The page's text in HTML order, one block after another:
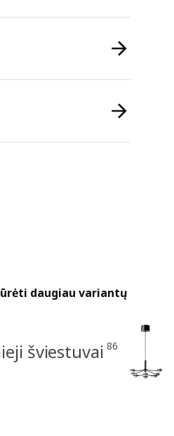
daugiau variantų
šviestuvai 86